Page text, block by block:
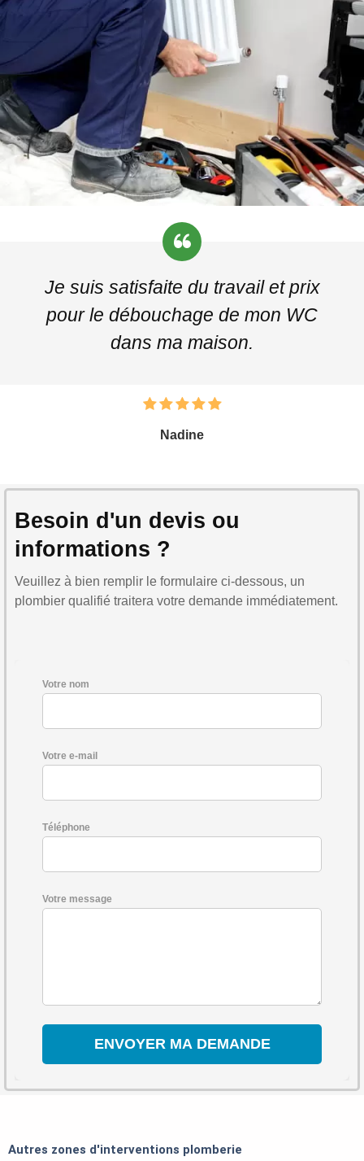
Je suis satisfaite du travail et prix
pour le débouchage de mon WC
dans ma maison.
Nadine
Besoin d'un devis ou
informations ?
Veuillez à bien remplir le formulaire ci-dessous, un
plombier qualifié traitera votre demande immédiatement.
Votre nom
Votre e-mail
Téléphone
Votre message
Autres zones d'interventions plomberie